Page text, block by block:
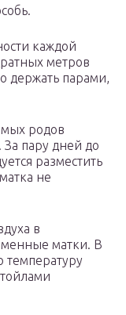
каждой
метров
держать парами,
родов
пару дней до
разместить
не
в
матки. В
температуру